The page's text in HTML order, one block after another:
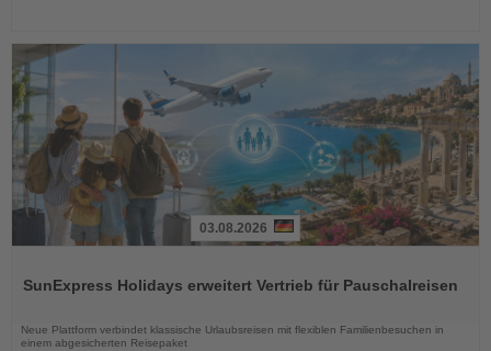
die
03.08.2026
SunExpress Holidays erweitert Vertrieb für Pauschalreisen
Neue Plattform verbindet klassische Urlaubsreisen mit flexiblen Familienbesuchen in
einem abgesicherten Reisepaket